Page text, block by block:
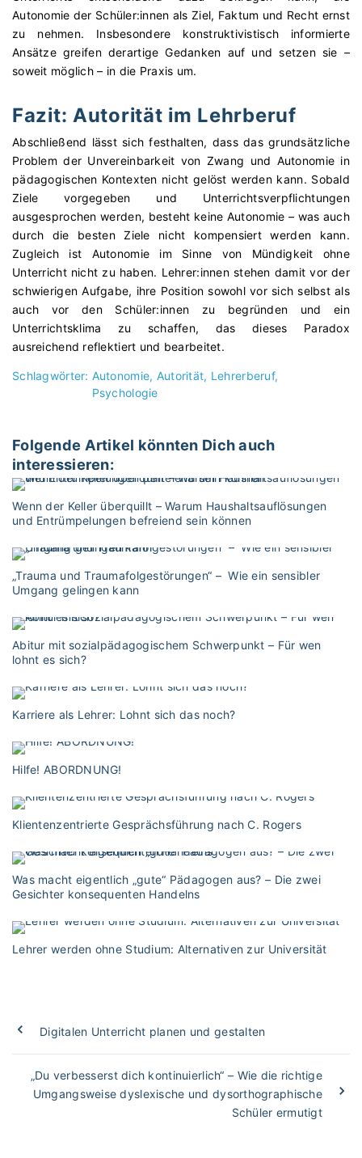
Autonomie der Schüler:innen als Ziel, Faktum und Recht ernst
zu nehmen. Insbesondere konstruktivistisch informierte
Ansätze greifen derartige Gedanken auf und setzen sie –
soweit möglich – in die Praxis um.
Fazit: Autorität im Lehrberuf
Abschließend lässt sich festhalten, dass das grundsätzliche
Problem der Unvereinbarkeit von Zwang und Autonomie in
pädagogischen Kontexten nicht gelöst werden kann. Sobald
Ziele vorgegeben und Unterrichtsverpflichtungen
ausgesprochen werden, besteht keine Autonomie – was auch
durch die besten Ziele nicht kompensiert werden kann.
Zugleich ist Autonomie im Sinne von Mündigkeit ohne
Unterricht nicht zu haben. Lehrer:innen stehen damit vor der
schwierigen Aufgabe, ihre Position sowohl vor sich selbst als
auch vor den Schüler:innen zu begründen und ein
Unterrichtsklima zu schaffen, das dieses Paradox
ausreichend reflektiert und bearbeitet.
Schlagwörter: Autonomie Autorität Lehrerberuf
Psychologie
Folgende Artikel könnten Dich auch
interessieren:
Wenn der Keller überquillt – Warum Haushaltsauflösungen
und Entrümpelungen befreiend sein können
„Trauma und Traumafolgestörungen“ – Wie ein sensibler
Umgang gelingen kann
Abitur mit sozialpädagogischem Schwerpunkt – Für wen
lohnt es sich?
Karriere als Lehrer: Lohnt sich das noch?
Hilfe! ABORDNUNG!
Klientenzentrierte Gesprächsführung nach C. Rogers
Was macht eigentlich „gute“ Pädagogen aus? – Die zwei
Gesichter konsequenten Handelns
Lehrer werden ohne Studium: Alternativen zur Universität
Digitalen Unterricht planen und gestalten
„Du verbesserst dich kontinuierlich“ – Wie die richtige
Umgangsweise dyslexische und dysorthographische
Schüler ermutigt